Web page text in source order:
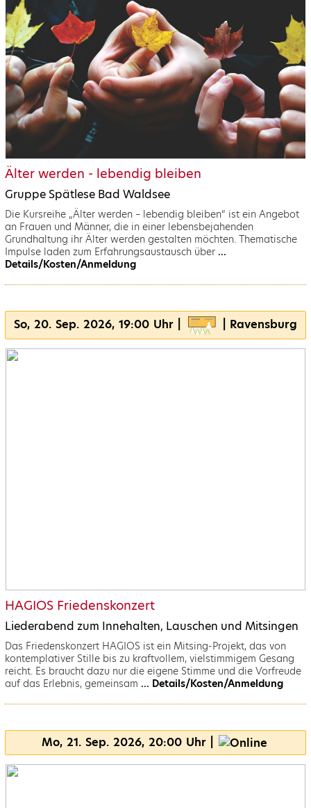
Älter werden - lebendig bleiben
Gruppe Spätlese Bad Waldsee
Die Kursreihe „Älter werden – lebendig bleiben“ ist ein Angebot
an Frauen und Männer, die in einer lebensbejahenden
Grundhaltung ihr Älter werden gestalten möchten. Thematische
Impulse laden zum Erfahrungsaustausch über...
Details/Kosten/Anmeldung
So, 20. Sep. 2026, 19:00 Uhr | | Ravensburg
HAGIOS Friedenskonzert
Liederabend zum Innehalten, Lauschen und Mitsingen
Das Friedenskonzert HAGIOS ist ein Mitsing-Projekt, das von
kontemplativer Stille bis zu kraftvollem, vielstimmigem Gesang
reicht. Es braucht dazu nur die eigene Stimme und die Vorfreude
auf das Erlebnis, gemeinsam ... Details/Kosten/Anmeldung
Mo, 21. Sep. 2026, 20:00 Uhr |